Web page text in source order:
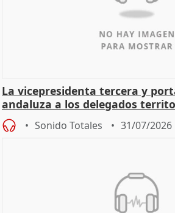
La vicepresidenta tercera y
andaluza a los delegados
Sonido Totales 31/07/2026